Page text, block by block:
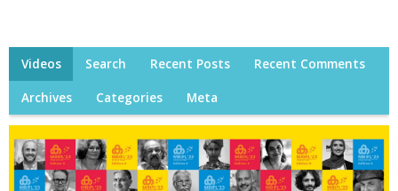
Videos Search Recent Posts Recent Comments
Archives Categories Meta